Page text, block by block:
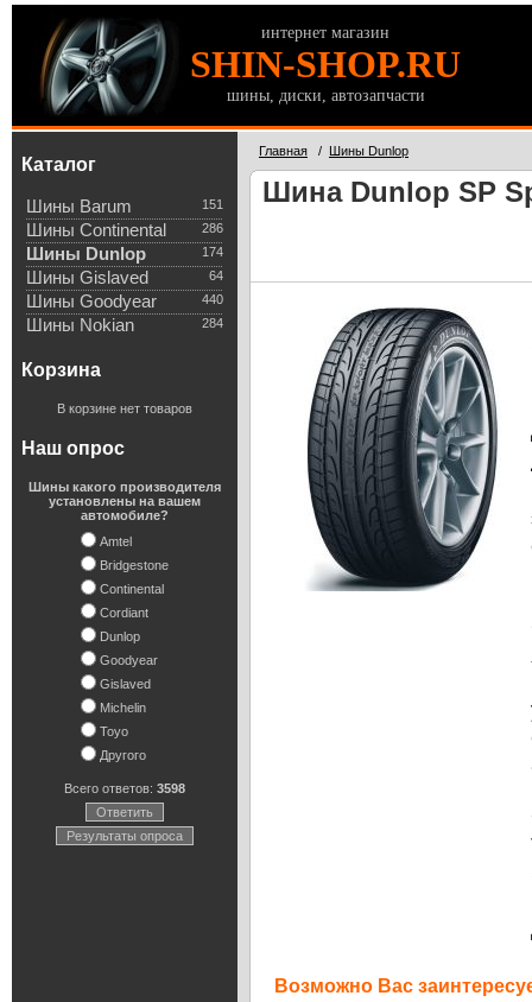
интернет магазин
SHIN-SHOP.RU
шины, диски, автозапчасти
Каталог
151
Шины Barum
286
Шины Continental
174
Шины Dunlop
64
Шины Gislaved
440
Шины Goodyear
284
Шины Nokian
Корзина
В корзине нет товаров
Наш опрос
Шины какого производителя
установлены на вашем
автомобиле?
Amtel
Bridgestone
Continental
Cordiant
Dunlop
Goodyear
Gislaved
Michelin
Toyo
Другого
Всего ответов: 3598
Ответить
Результаты опроса
Главная / Шины Dunlop
Шина Dunlop SP
Возможно Вас